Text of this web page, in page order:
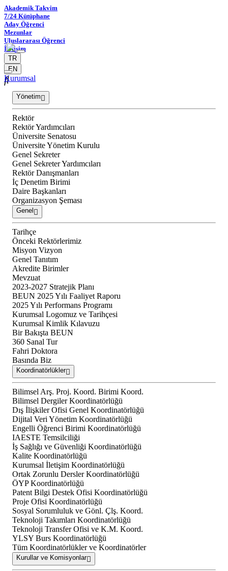
Akademik Takvim
7/24 Kütüphane
Aday Öğrenci
Mezunlar
Uluslararası Öğrenci
İletişim
TR
EN
Kurumsal
Yönetim
Rektör
Rektör Yardımcıları
Üniversite Senatosu
Üniversite Yönetim Kurulu
Genel Sekreter
Genel Sekreter Yardımcıları
Rektör Danışmanları
İç Denetim Birimi
Daire Başkanları
Organizasyon Şeması
Genel
Tarihçe
Önceki Rektörlerimiz
Misyon Vizyon
Genel Tanıtım
Akredite Birimler
Mevzuat
2023-2027 Stratejik Planı
BEUN 2025 Yılı Faaliyet Raporu
2025 Yılı Performans Programı
Kurumsal Logomuz ve Tarihçesi
Kurumsal Kimlik Kılavuzu
Bir Bakışta BEUN
360 Sanal Tur
Fahri Doktora
Basında Biz
Koordinatörlükler
Bilimsel Arş. Proj. Koord. Birimi Koord.
Bilimsel Dergiler Koordinatörlüğü
Dış İlişkiler Ofisi Genel Koordinatörlüğü
Dijital Veri Yönetim Koordinatörlüğü
Engelli Öğrenci Birimi Koordinatörlüğü
IAESTE Temsilciliği
İş Sağlığı ve Güvenliği Koordinatörlüğü
Kalite Koordinatörlüğü
Kurumsal İletişim Koordinatörlüğü
Ortak Zorunlu Dersler Koordinatörlüğü
ÖYP Koordinatörlüğü
Patent Bilgi Destek Ofisi Koordinatörlüğü
Proje Ofisi Koordinatörlüğü
Sosyal Sorumluluk ve Gönl. Çlş. Koord.
Teknoloji Takımları Koordinatörlüğü
Teknoloji Transfer Ofisi ve K.M. Koord.
YLSY Burs Koordinatörlüğü
Tüm Koordinatörlükler ve Koordinatörler
Kurullar ve Komisyonlar